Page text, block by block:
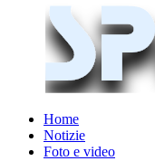
Home
Notizie
Foto e video